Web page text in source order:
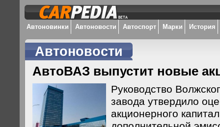
Автоновинки Автоновости Автоспорт Марки История
Автоновости
АвтоВАЗ выпустит новые
Руководство
завода утвердило
акционерного